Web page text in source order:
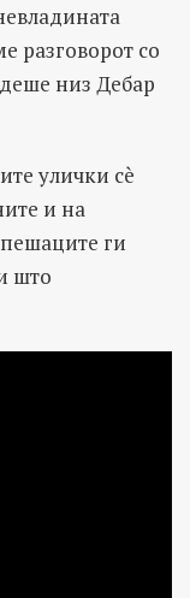
разговорот со
низ Дебар
улички сè
и на
ги
што